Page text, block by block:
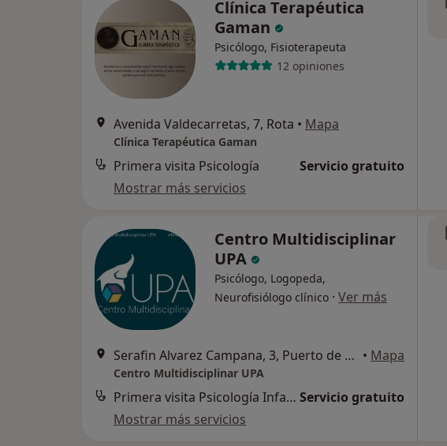
Clínica Terapéutica
Gaman
Psicólogo, Fisioterapeuta
12 opiniones
Avenida Valdecarretas, 7, Rota • Mapa
Clínica Terapéutica Gaman
Primera visita Psicología
Servicio gratuito
Mostrar más servicios
Centro Multidisciplinar
UPA
Psicólogo, Logopeda,
Neurofisiólogo clínico · Ver más
Serafin Alvarez Campana, 3, Puerto de Santa Maria, El • Mapa
Centro Multidisciplinar UPA
Primera visita Psicología Infantil Servicio gratuito
Mostrar más servicios